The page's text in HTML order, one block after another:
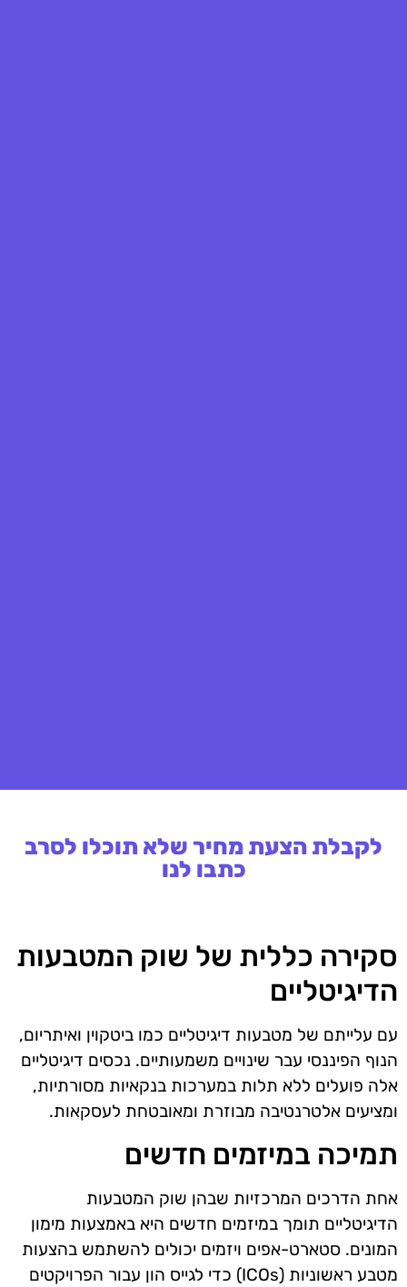
לקבלת הצעת מחיר שלא תוכלו לסרב
כתבו לנו
סקירה כללית של שוק המטבעות
הדיגיטליים
עם עלייתם של מטבעות דיגיטליים כמו ביטקוין ואיתריום,
הנוף הפיננסי עבר שינויים משמעותיים. נכסים דיגיטליים
אלה פועלים ללא תלות במערכות בנקאיות מסורתיות,
ומציעים אלטרנטיבה מבוזרת ומאובטחת לעסקאות.
תמיכה במיזמים חדשים
אחת הדרכים המרכזיות שבהן שוק המטבעות
הדיגיטליים תומך במיזמים חדשים היא באמצעות מימון
המונים. סטארט-אפים ויזמים יכולים להשתמש בהצעות
מטבע ראשוניות (ICOs) כדי לגייס הון עבור הפרויקטים